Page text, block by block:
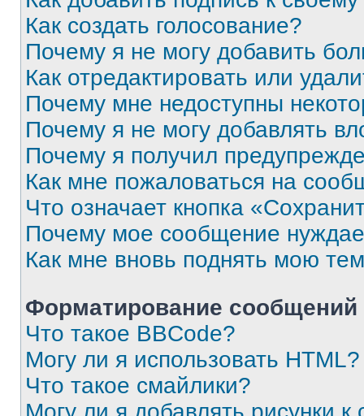
Как создать голосование?
Почему я не могу добавить
Как отредактировать или
Почему мне недоступны
Почему я не могу добавлять
Почему я получил
Как мне пожаловаться на
Что означает кнопка
Почему мое сообщение
Как мне вновь поднять мою
Форматирование
Что такое BBCode?
Могу ли я использовать HTML?
Что такое смайлики?